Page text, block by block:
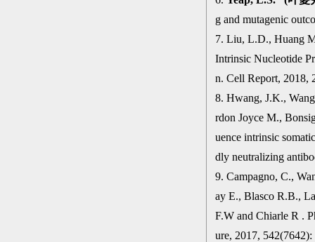
g and mutagenic
7. Liu, L.D., Huang
Intrinsic Nucleotide
n. Cell Report, 2018,
8. Hwang, J.K.,
rdon Joyce M.,
uence intrinsic
dly neutralizing
9. Campagno, C.,
ay E., Blasco R.B.,
F.W and Chiarle R .
ure, 2017,